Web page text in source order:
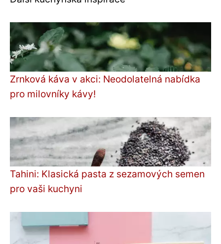
Zrnková káva v akci: Neodolatelná nabídka
pro milovníky kávy!
Tahini: Klasická pasta z sezamových semen
pro vaši kuchyni